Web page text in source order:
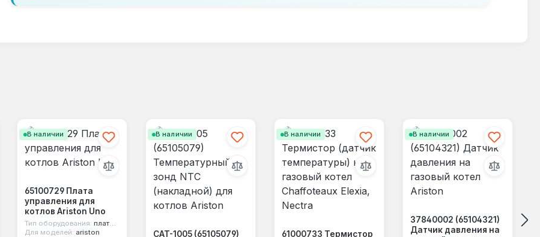
В наличии
65100729 Плата
управления для
котлов Ariston Uno
Тип оборудования: плата управления
Для моделей: ariston
В наличии
CAT-1005 (65105079)
В наличии
61000733 Термистор
В наличии
37840002 (65104321)
Датчик давления на